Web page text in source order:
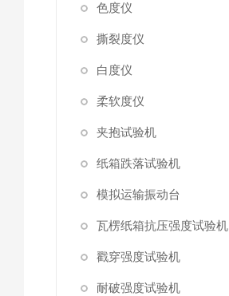
色度仪
撕裂度仪
白度仪
柔软度仪
夹抱试验机
纸箱跌落试验机
模拟运输振动台
瓦楞纸箱抗压强度试验机
戳穿强度试验机
耐破强度试验机